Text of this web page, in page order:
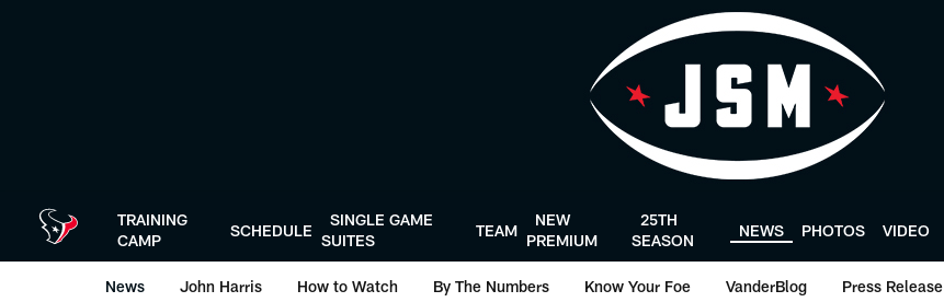
TRAINING
CAMP
SCHEDULE
SINGLE GAME
SUITES
TEAM
NEW
PREMIUM
25TH
SEASON
NEWS PHOTOS VIDEO
News John Harris How to Watch By The Numbers Know Your Foe VanderBlog Press Release